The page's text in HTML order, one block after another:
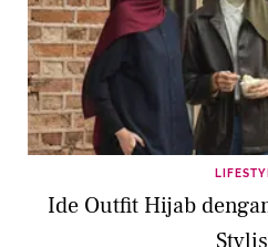
Ide Outfit Hijab